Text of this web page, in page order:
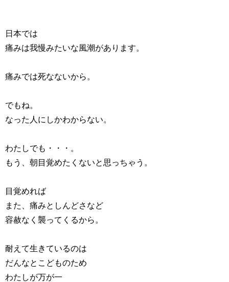
日本では
痛みは我慢みたいな風潮があります。
痛みでは死なないから。
でもね。
なった人にしかわからない。
わたしでも・・・。
もう、朝目覚めたくないと思っちゃう。
目覚めれば
また、痛みとしんどさなど
容赦なく襲ってくるから。
耐えて生きているのは
だんなとこどものため
わたしが万が一